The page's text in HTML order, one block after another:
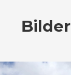
Bilder